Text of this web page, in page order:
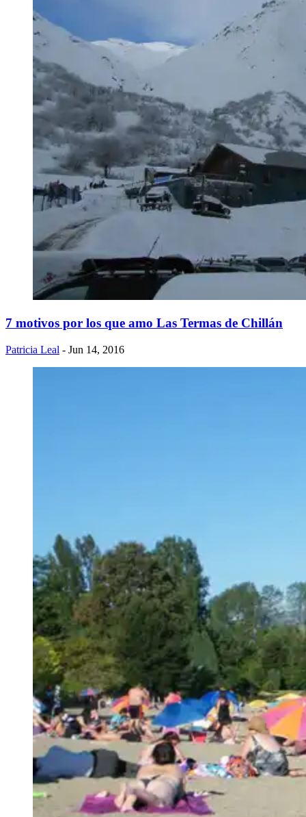
7 motivos por los que amo Las Termas de Chillán
Patricia Leal - Jun 14, 2016